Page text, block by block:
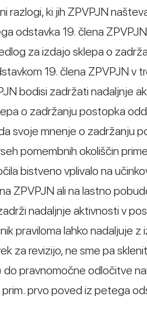
razlogi, ki jih ZPVPJN
odstavka 19. člena
za izdajo sklepa o
19. člena ZPVPJN v
bodisi zadržati nadaljnje
o zadržanju postopka
svoje mnenje o zadržanju
pomembnih okoliščin
bistveno vplivalo na
ZPVPJN ali na lastno
nadaljnje aktivnosti v
praviloma lahko nadaljuje
za revizijo, ne sme pa
pravnomočne odločitve
prvo poved iz petega